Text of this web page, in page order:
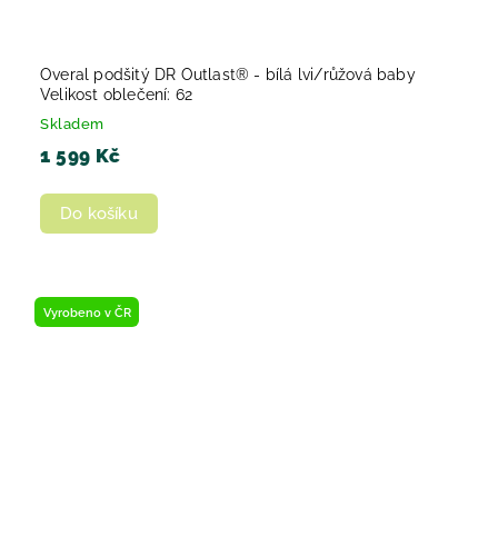
Overal podšitý DR Outlast® - bílá lvi/růžová baby
Velikost oblečení: 62
Skladem
1 599 Kč
Do košíku
Vyrobeno v ČR